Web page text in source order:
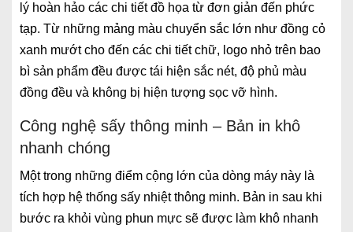
lý hoàn hảo các chi tiết đồ họa từ đơn giản đến phức
tạp. Từ những mảng màu chuyển sắc lớn như đồng cỏ
xanh mướt cho đến các chi tiết chữ, logo nhỏ trên bao
bì sản phẩm đều được tái hiện sắc nét, độ phủ màu
đồng đều và không bị hiện tượng sọc vỡ hình.
Công nghệ sấy thông minh – Bản in khô
nhanh chóng
Một trong những điểm cộng lớn của dòng máy này là
tích hợp hệ thống sấy nhiệt thông minh. Bản in sau khi
bước ra khỏi vùng phun mực sẽ được làm khô nhanh